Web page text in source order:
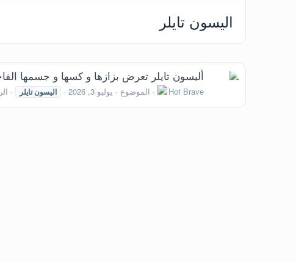
اليسون تايلر
أليسون تايلر تعرض بزازها و كسها و جسمها الفاجر
Hot Brave الموضوع يوليو 3, 2026 اليسون تايلر